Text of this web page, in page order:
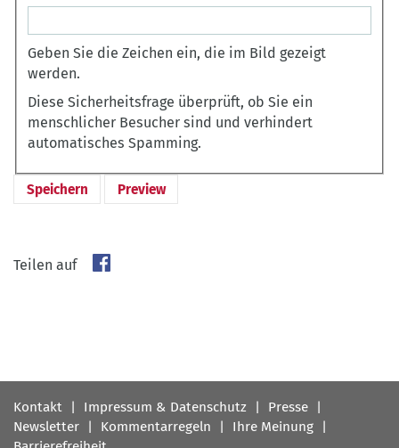
Geben Sie die Zeichen ein, die im Bild gezeigt
werden.
Diese Sicherheitsfrage überprüft, ob Sie ein
menschlicher Besucher sind und verhindert
automatisches Spamming.
Teilen auf
Fußbereichsmenü
Kontakt Impressum & Datenschutz
Presse
Newsletter
Kommentarregeln
Ihre Meinung